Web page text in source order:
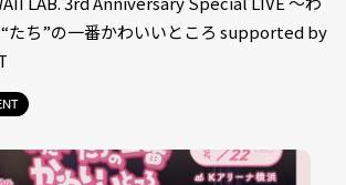
たち”の一番かわいいところ supported by